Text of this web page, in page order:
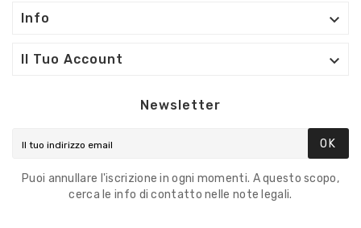
Info 
Il Tuo Account 
Newsletter
OK
Puoi annullare l'iscrizione in ogni momenti. A questo scopo,
cerca le info di contatto nelle note legali.